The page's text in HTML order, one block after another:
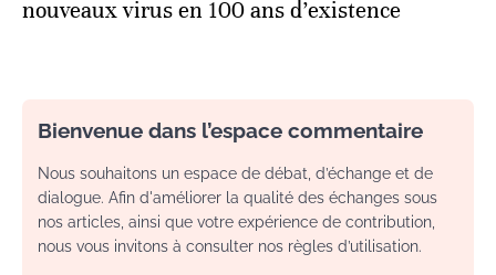
nouveaux virus en 100 ans d’existence
Bienvenue dans l’espace commentaire
Nous souhaitons un espace de débat, d’échange et de
dialogue. Afin d'améliorer la qualité des échanges sous
nos articles, ainsi que votre expérience de contribution,
nous vous invitons à consulter nos règles d’utilisation.